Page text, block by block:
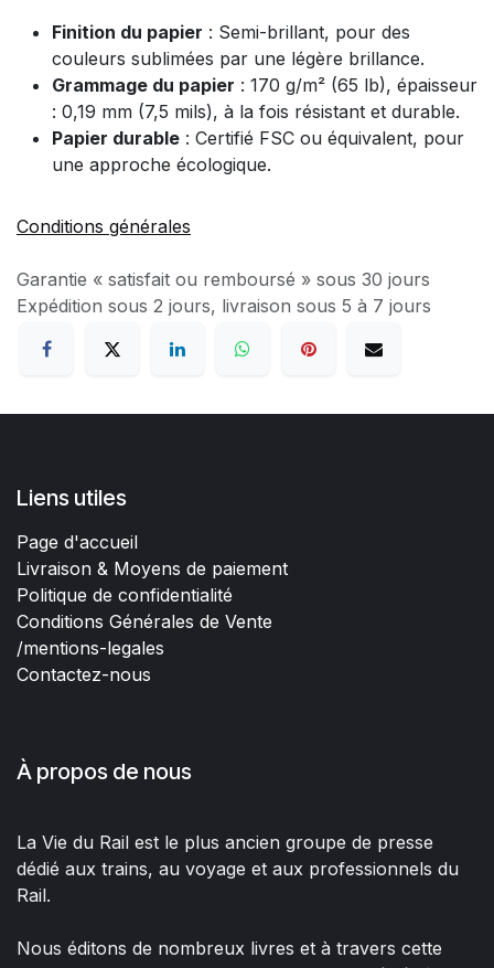
Finition du papier : Semi-brillant, pour des
couleurs sublimées par une légère brillance.
Grammage du papier : 170 g/m² (65 lb), épaisseur
: 0,19 mm (7,5 mils), à la fois résistant et durable.
Papier durable : Certifié FSC ou équivalent, pour
une approche écologique.
Conditions générales
Garantie « satisfait ou remboursé » sous 30 jours
Expédition sous 2 jours, livraison sous 5 à 7 jours
Liens utiles
Page d'accueil
Livraison & Moyens de paiement
Politique de confidentialité
Conditions Générales de Vente
/mentions-legales
Contactez-nous
À propos de nous
La Vie du Rail est le plus ancien groupe de presse
dédié aux trains, au voyage et aux professionnels du
Rail.
Nous éditons de nombreux livres et à travers cette